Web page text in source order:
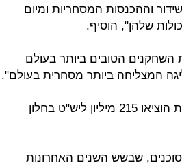
וההכנסות המסחריות ומיום
שלהן", הוסיף.
השחקנים הטובים ביותר בעולם
המצליחה ביותר מסחרית בעולם".
מדובר על זינוק בהוצאות מאז 2003, כשהקבוצות הוציאו 215 מיליון ליש"ט בחלון
שבשש השנים האחרונות